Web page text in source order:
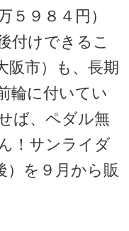
５９８４円）
付けできるこ
阪市）も、長期
輪に付いてい
ば、ペダル無
！サンライダ
）を９月から販